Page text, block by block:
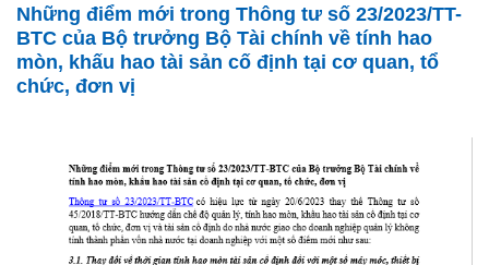
Những điểm mới trong Thông tư số 23/2023/TT-
BTC của Bộ trưởng Bộ Tài chính về tính hao
mòn, khấu hao tài sản cố định tại cơ quan, tổ
chức, đơn vị